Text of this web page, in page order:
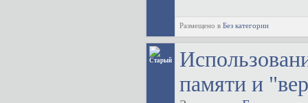
Размещено в Без категории
памяти и